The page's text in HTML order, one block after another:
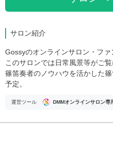
サロン紹介
Gossyのオンラインサロン・ファ
このサロンでは日常風景等がご
篠笛奏者のノウハウを活かした
予定。
運営ツール DMMオンラインサロン専